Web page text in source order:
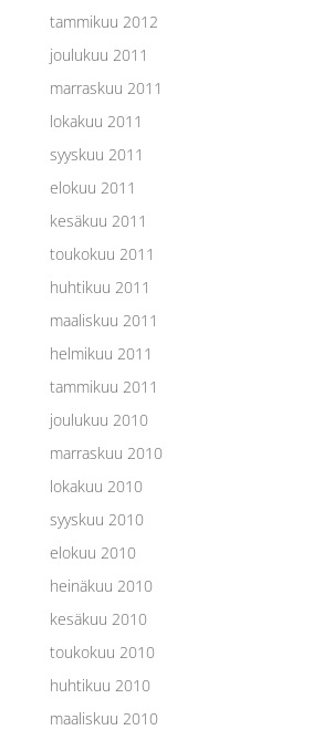
tammikuu 2012
joulukuu 2011
marraskuu 2011
lokakuu 2011
syyskuu 2011
elokuu 2011
kesäkuu 2011
toukokuu 2011
huhtikuu 2011
maaliskuu 2011
helmikuu 2011
tammikuu 2011
joulukuu 2010
marraskuu 2010
lokakuu 2010
syyskuu 2010
elokuu 2010
heinäkuu 2010
kesäkuu 2010
toukokuu 2010
huhtikuu 2010
maaliskuu 2010